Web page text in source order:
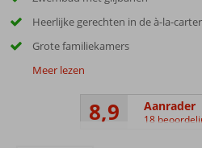
Heerlijke gerechten in de à-la-
Grote familiekamers
Meer lezen
8,9 Aanrader
18